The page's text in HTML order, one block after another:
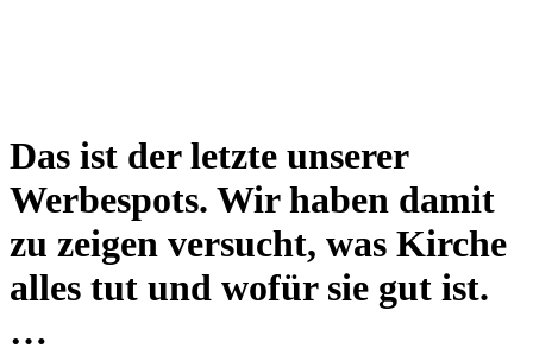
Das ist der letzte unserer
Werbespots. Wir haben damit
zu zeigen versucht, was Kirche
alles tut und wofür sie gut ist.
…